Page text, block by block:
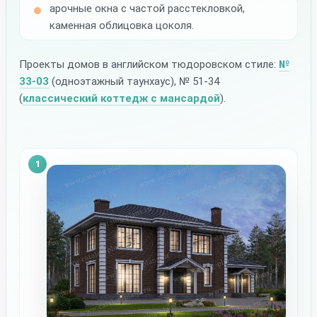
арочные окна с частой расстекловкой,
каменная облицовка цоколя.
Проекты домов в английском тюдоровском стиле: №
33-03 (одноэтажный таунхаус), № 51-34
(классический коттедж с мансардой).